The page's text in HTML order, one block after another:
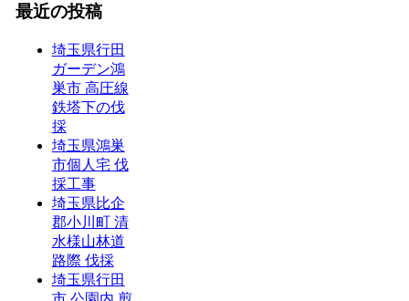
最近の投稿
埼玉県行田
ガーデン鴻
巣市 高圧線
鉄塔下の伐
採
埼玉県鴻巣
市個人宅 伐
採工事
埼玉県比企
郡小川町 清
水様山林道
路際 伐採
埼玉県行田